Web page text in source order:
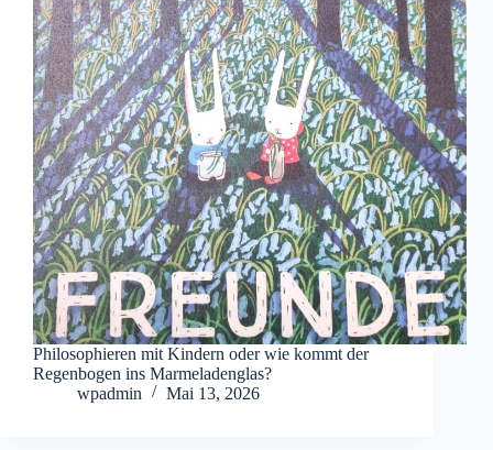
Philosophieren mit Kindern oder wie kommt der
Regenbogen ins Marmeladenglas?
wpadmin
Mai 13, 2026